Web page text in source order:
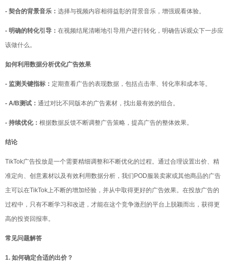
- 契合的背景音乐： 选择与视频内容相得益彰的背景音乐，增强观看体验。
- 明确的转化引导： 在视频结尾清晰地引导用户进行转化，明确告诉观众下一步应
该做什么。
如何利用数据分析优化广告效果
- 监测关键指标： 定期查看广告的表现数据，包括点击率、转化率和成本等。
- A/B测试： 通过对比不同版本的广告素材，找出最有效的组合。
- 持续优化： 根据数据反馈不断调整广告策略，提高广告的整体效果。
结论
TikTok广告投放是一个需要精细调整和不断优化的过程。通过合理设置出价、精
准定向、创意素材以及有效利用数据分析，我们POD服装卖家或其他商品的广告
主可以在TikTok上不断的增加经验，并从中取得更好的广告效果。在投放广告的
过程中，只有不断学习和改进，才能在这个竞争激烈的平台上脱颖而出，获得更
高的投资回报率。
常见问题解答
1. 如何确定合适的出价？